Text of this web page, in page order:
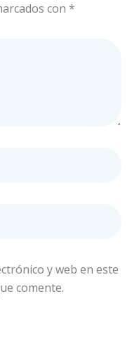
con *
y web en este
comente.